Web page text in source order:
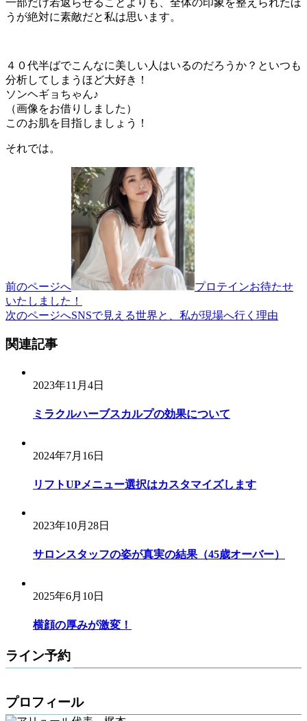
うが絶対に素敵だと私は思います。
４０代半ばでこんなに美しい人はいるのだろうか？といつも
分析してしまうほど大好き！
ソンヘギョちゃん♪
（画像をお借りしました）
このお肌を目指しましょう！
それでは。
ー
シ
ン
前のページへ
プロテインお待たせ
いたしました！
次のページへSNSで見える世界と、私が現場へ行く理由
関連記事
2023年11月4日
ミラクルハーブスカルプの効果について
2024年7月16日
リフトUPメニュー選択はカスタマイズします
2023年10月28日
サロンスタッフの姿が真実の結果（45歳オーバー）
2025年6月10日
横顔の厚みが激変！
ライン予約
プロフィール